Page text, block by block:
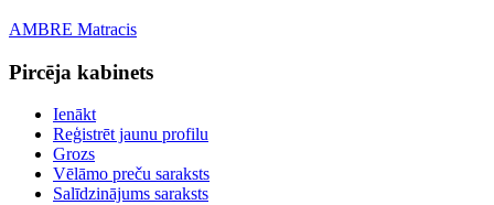
AMBRE Matracis
Pircēja kabinets
Ienākt
Reģistrēt jaunu profilu
Grozs
Vēlāmo preču saraksts
Salīdzinājums saraksts